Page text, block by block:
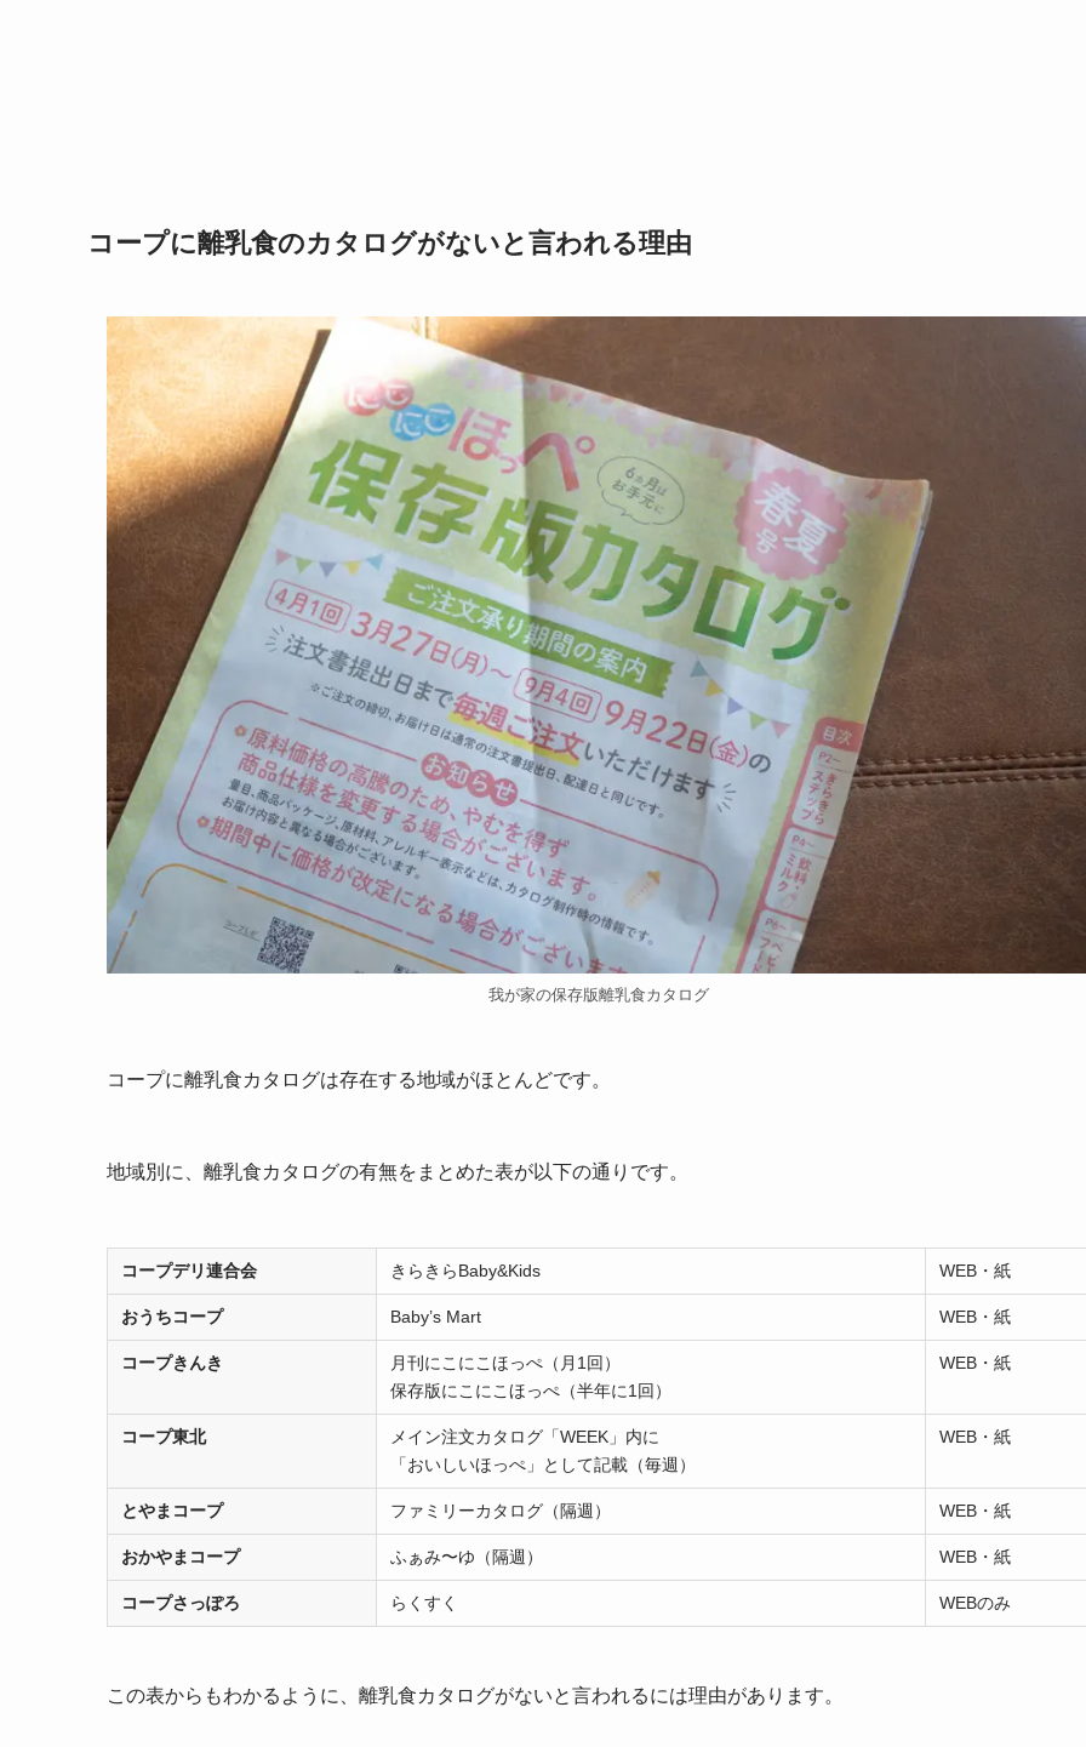
コープに離乳食のカタログがないと言われる理由
我が家の保存版離乳食カタログ
コープに離乳食カタログは存在する地域がほとんどです。
地域別に、離乳食カタログの有無をまとめた表が以下の通りです。
コープデリ連合会 きらきらBaby&Kids WEB・紙
おうちコープ Baby’s Mart WEB・紙
コープきんき
月刊にこにこほっぺ（月1回）
保存版にこにこほっぺ（半年に1回）
WEB・紙
コープ東北
メイン注文カタログ「WEEK」内に
「おいしいほっぺ」として記載（毎週）
WEB・紙
とやまコープ ファミリーカタログ（隔週） WEB・紙
おかやまコープ ふぁみ〜ゆ（隔週） WEB・紙
コープさっぽろ らくすく WEBのみ
この表からもわかるように、離乳食カタログがないと言われるには理由があります。